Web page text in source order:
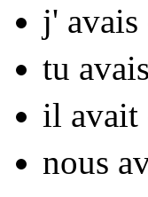
j' avais
tu
il avait
nous